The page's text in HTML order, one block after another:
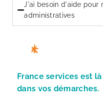
J'ai besoin d'aide pour
administratives
France services est
dans vos démarches.